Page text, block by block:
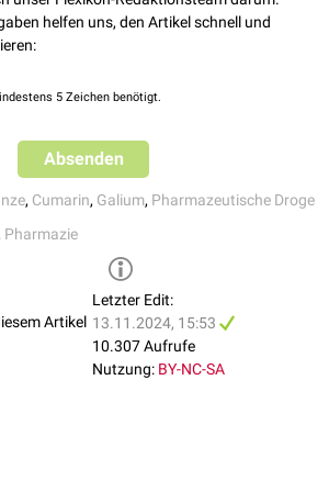
helfen uns, den Artikel schnell und
5 Zeichen benötigt.
Absenden
, Cumarin, Galium, Pharmazeutische Droge
Pharmazie
Artikel
Letzter Edit:
13.11.2024, 15:53
10.307 Aufrufe
Nutzung: BY-NC-SA